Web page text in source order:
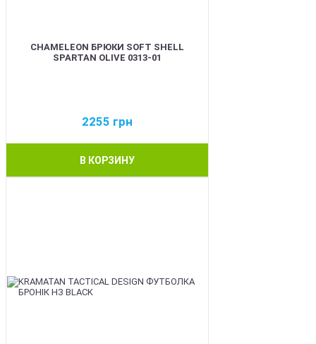
CHAMELEON БРЮКИ SOFT SHELL
SPARTAN OLIVE 0313-01
2255 грн
В КОРЗИНУ